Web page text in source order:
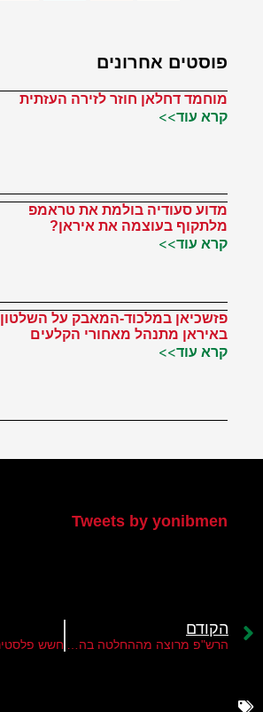
פוסטים אחרונים
מוחמד דחלאן חוזר לזירה העזתית
קרא עוד>>
מדוע סעודיה בולמת את טראמפ
מלתקוף בעוצמה את איראן?
קרא עוד>>
פזשכיאן במלכוד-המאבק על השלטון
באיראן מתנהל מאחורי הקלעים
קרא עוד>>
Tweets by yonibmen
הקודם